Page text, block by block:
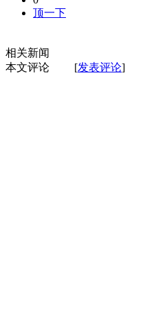
顶一下
相关新闻
本文评论 [发表评论]